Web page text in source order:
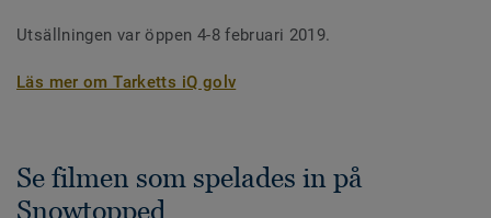
Utsällningen var öppen 4-8 februari 2019.
Läs mer om Tarketts iQ golv
Se filmen som spelades in på
Snowtopped